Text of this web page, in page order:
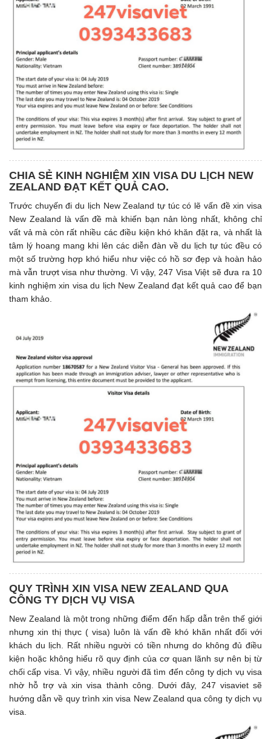
CHIA SẺ KINH NGHIỆM XIN VISA DU LỊCH NEW
ZEALAND ĐẠT KẾT QUẢ CAO.
Trước chuyến đi du lịch New Zealand tự túc có lẽ vấn đề xin visa
New Zealand là vấn đề mà khiến bạn nản lòng nhất, không chỉ
vất vả mà còn rất nhiều các điều kiện khó khăn đặt ra, và nhất là
tâm lý hoang mang khi lên các diễn đàn về du lịch tự túc đều có
một số trường hợp khó hiểu như việc có hồ sơ đẹp và hoàn hảo
mà vẫn trượt visa như thường. Vì vậy, 247 Visa Việt sẽ đưa ra 10
kinh nghiệm xin visa du lịch New Zealand đạt kết quả cao để bạn
tham khảo.
QUY TRÌNH XIN VISA NEW ZEALAND QUA
CÔNG TY DỊCH VỤ VISA
New Zealand là một trong những điểm đến hấp dẫn trên thế giới
nhưng xin thị thực ( visa) luôn là vấn đề khó khăn nhất đối với
khách du lịch. Rất nhiều người có tiền nhưng do không đủ điều
kiện hoặc không hiểu rõ quy định của cơ quan lãnh sự nên bị từ
chối cấp visa. Vì vậy, nhiều người đã tìm đến công ty dịch vụ visa
nhờ hỗ trợ và xin visa thành công. Dưới đây, 247 visaviet sẽ
hướng dẫn về quy trình xin visa New Zealand qua công ty dịch vụ
visa.